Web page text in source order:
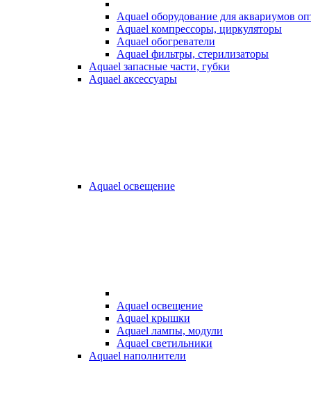
Aquael оборудование для аквариумов
Aquael компрессоры, циркуляторы
Aquael обогреватели
Aquael фильтры, стерилизаторы
Aquael запасные части, губки
Aquael аксессуары
Aquael освещение
Aquael освещение
Aquael крышки
Aquael лампы, модули
Aquael светильники
Aquael наполнители